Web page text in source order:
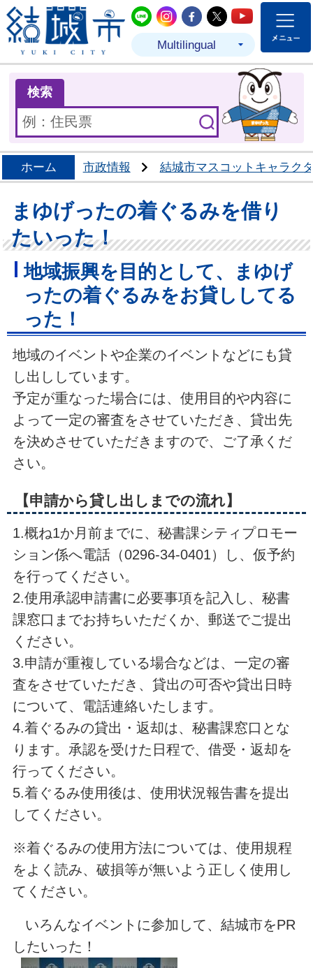
結城市公式LINE
結城市公式Instagram
結城市公式
結城市公式
結城市
Multilingual
検索
ホーム 市政情報 結城市マスコットキャラク
まゆげったの着ぐるみを借り
たいった！
地域振興を目的として、まゆげ
ったの着ぐるみをお貸ししてる
った！
地域のイベントや企業のイベントなどにも貸
し出ししています。
予定が重なった場合には、使用目的や内容に
よって一定の審査をさせていただき、貸出先
を決めさせていただきますので、ご了承くだ
さい。
【申請から貸し出しまでの流れ】
1.概ね1か月前までに、秘書課シティプロモー
ション係へ電話（0296-34-0401）し、仮予約
を行ってください。
2.使用承認申請書に必要事項を記入し、秘書
課窓口までお持ちいただくか、郵送でご提出
ください。
3.申請が重複している場合などは、一定の審
査をさせていただき、貸出の可否や貸出日時
について、電話連絡いたします。
4.着ぐるみの貸出・返却は、秘書課窓口とな
ります。承認を受けた日程で、借受・返却を
行ってください。
5.着ぐるみ使用後は、使用状況報告書を提出
してください。
※着ぐるみの使用方法については、使用規程
をよく読み、破損等が無いよう正しく使用し
てください。
いろんなイベントに参加して、結城市をPR
したいった！